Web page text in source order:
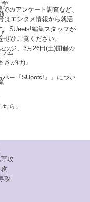
学
ム
きがけ)」
攻
攻
のアンケート調査など、
はエンタメ情報から就活
。SUeets!編集スタッフが
ひご覧ください。
ッジ、3月26日(土)開催の
ー『SUeets!』」につい
ちら↓